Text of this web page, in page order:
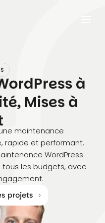
à
Mises à
maintenance
rapide et performant.
WordPress
les budgets, avec
projets